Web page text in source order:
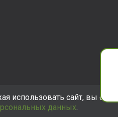
сайт, вы
данных.